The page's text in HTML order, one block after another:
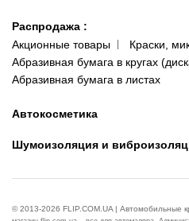
Распродажа :
Акционные товары
Краски,
Абразивная бумага в кругах
Абразивная бумага в листах
Автокосметика
Шумоизоляция и
© 2013-2026 FLIP.COM.UA | Автомобильные